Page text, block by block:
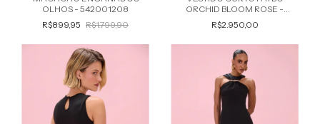
OLHOS - 542001208
R$899,95 R$1.799,90
ORCHID BLOOM ROSE -
VEC34170
R$2.950,00